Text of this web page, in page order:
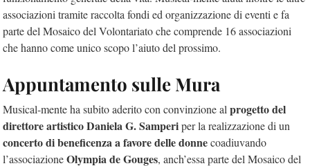
associazioni tramite raccolta fondi ed organizzazione di eventi e fa
parte del Mosaico del Volontariato che comprende 16 associazioni
che hanno come unico scopo l’aiuto del prossimo.
Appuntamento sulle Mura
Musical-mente ha subito aderito con convinzione al progetto del
direttore artistico Daniela G. Samperiper la realizzazione di un
concerto di beneficenza a favore delle donnecoadiuvando
l’associazioneOlympia de Gouges, anch’essa parte del Mosaico del